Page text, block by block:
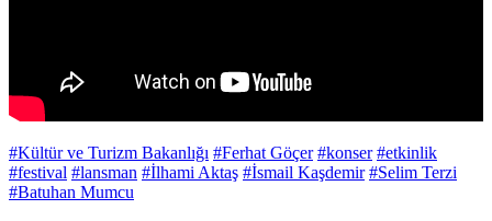
#Kültür ve Turizm Bakanlığı #Ferhat Göçer #konser #etkinlik
#festival #lansman #İlhami Aktaş #İsmail Kaşdemir #Selim Terzi
#Batuhan Mumcu